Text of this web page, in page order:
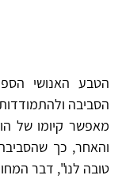
הטבע האנושי
הסביבה ולהתמודדות
מאפשר קיומו של
והאחר, כך
טובה לנו", דבר